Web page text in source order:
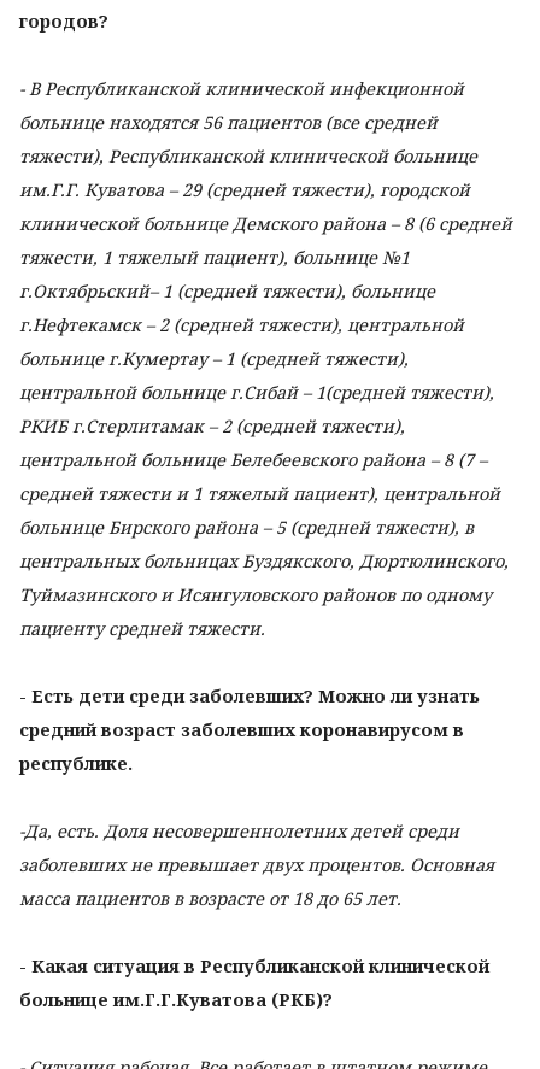
городов?
- В Республиканской клинической инфекционной
больнице находятся 56 пациентов (все средней
тяжести), Республиканской клинической больнице
им.Г.Г. Куватова – 29 (средней тяжести), городской
клинической больнице Демского района – 8 (6 средней
тяжести, 1 тяжелый пациент), больнице №1
г.Октябрьский– 1 (средней тяжести), больнице
г.Нефтекамск – 2 (средней тяжести), центральной
больнице г.Кумертау – 1 (средней тяжести),
центральной больнице г.Сибай – 1(средней тяжести),
РКИБ г.Стерлитамак – 2 (средней тяжести),
центральной больнице Белебеевского района – 8 (7 –
средней тяжести и 1 тяжелый пациент), центральной
больнице Бирского района – 5 (средней тяжести), в
центральных больницах Буздякского, Дюртюлинского,
Туймазинского и Исянгуловского районов по одному
пациенту средней тяжести.
- Есть дети среди заболевших? Можно ли узнать
средний возраст заболевших коронавирусом в
республике.
-Да, есть. Доля несовершеннолетних детей среди
заболевших не превышает двух процентов. Основная
масса пациентов в возрасте от 18 до 65 лет.
- Какая ситуация в Республиканской клинической
больнице им.Г.Г.Куватова (РКБ)?